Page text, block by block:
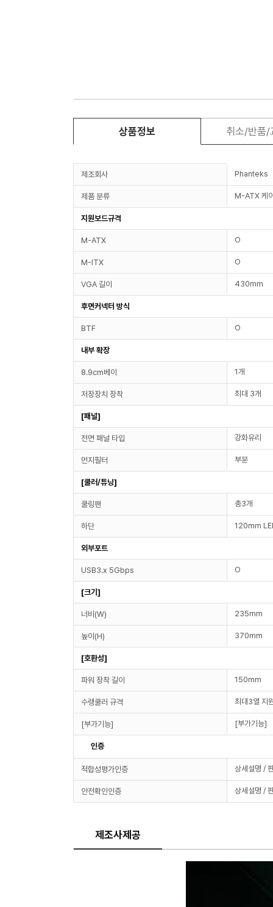
상품정보 취소/반품/
제조회사 Phanteks
제품 분류 M-ATX 케
지원보드규격
M-ATX O
M-ITX O
VGA 길이 430mm
후면커넥터 방식
BTF O
내부 확장
8.9cm베이 1개
저장장치 장착 최대 3개
[패널]
전면 패널 타입 강화유리
먼지필터 부분
[쿨러/튜닝]
쿨링팬 총3개
하단 120mm
외부포트
USB3.x 5Gbps O
[크기]
너비(W) 235mm
높이(H) 370mm
[호환성]
파워 장착 길이 150mm
수랭쿨러 규격 최대3열 지
[부가기능] [부가기능]
인증
적합성평가인증 상세설명 /
안전확인인증 상세설명 /
제조사제공